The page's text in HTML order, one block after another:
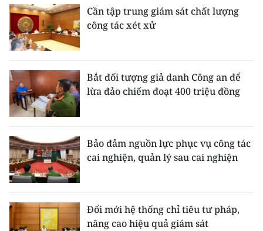
Cần tập trung giám sát chất lượng
công tác xét xử
Bắt đối tượng giả danh Công an để
lừa đảo chiếm đoạt 400 triệu đồng
Bảo đảm nguồn lực phục vụ công tác
cai nghiện, quản lý sau cai nghiện
Đổi mới hệ thống chỉ tiêu tư pháp,
nâng cao hiệu quả giám sát